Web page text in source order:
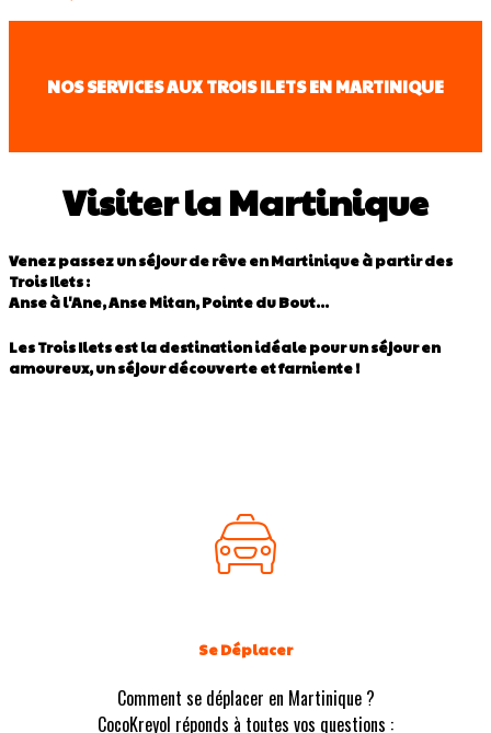
NOS SERVICES AUX TROIS ILETS EN MARTINIQUE
Visiter la Martinique
Venez passez un séjour de rêve en Martinique à partir des
Trois Ilets :
Anse à l'Ane, Anse Mitan, Pointe du Bout...
Les Trois Ilets est la destination idéale pour un séjour en
amoureux, un séjour découverte et farniente !
Se Déplacer
Comment se déplacer en Martinique ?
CocoKreyol réponds à toutes vos questions :